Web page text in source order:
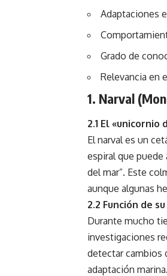
Adaptaciones
Grado de
Relevancia en
1. Narval
2.1 El «unicornio
El narval es un
espiral que
del mar”. Este
aunque algunas
2.2 Función de
Durante mucho
investigaciones
detectar cambios
adaptación marina.